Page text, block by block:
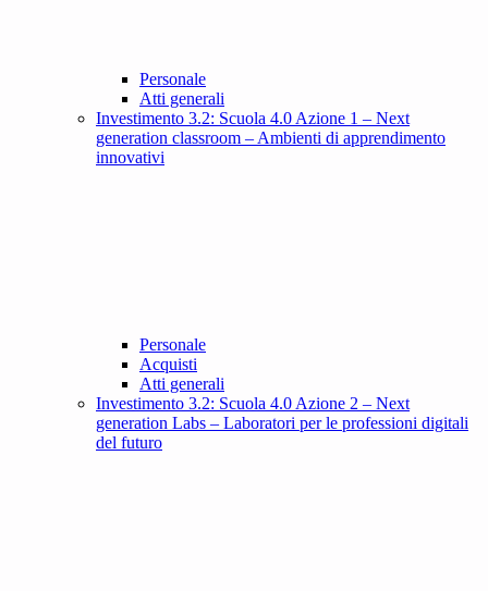
Personale
Atti generali
Investimento 3.2: Scuola 4.0 Azione 1 – Next
generation classroom – Ambienti di apprendimento
innovativi
Personale
Acquisti
Atti generali
Investimento 3.2: Scuola 4.0 Azione 2 – Next
generation Labs – Laboratori per le professioni digitali
del futuro